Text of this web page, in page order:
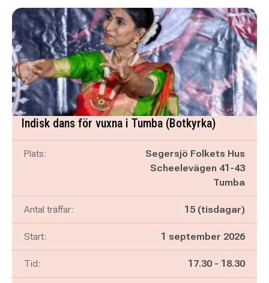
Indisk dans för vuxna i Tumba (Botkyrka)
Plats:
Segersjö Folkets Hus
Scheelevägen 41-43
Tumba
Antal träffar: 15 (tisdagar)
Start: 1 september 2026
Tid: Pågår mellan
17.30 - och
18.30